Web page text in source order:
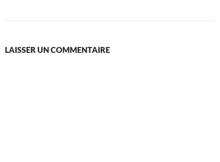
LAISSER UN COMMENTAIRE